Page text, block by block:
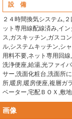
設 備
２４時間換気システム,
ット専用線配線済み,イ
ス,ガスキッチン,ガスコ
ル,システムキッチン,シ
用料不要,ネット専用回
洗浄便座,給湯,光ファイ
サー,洗面化粧台,洗面所
所,暖房,暖房便座,複層ガ
ベーター,宅配ＢＯＸ,敷
画像